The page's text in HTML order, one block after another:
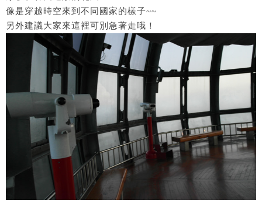
像是穿越時空來到不同國家的樣子~~
另外建議大家來這裡可別急著走哦！